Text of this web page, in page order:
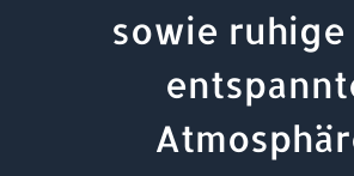
sowie ruhige